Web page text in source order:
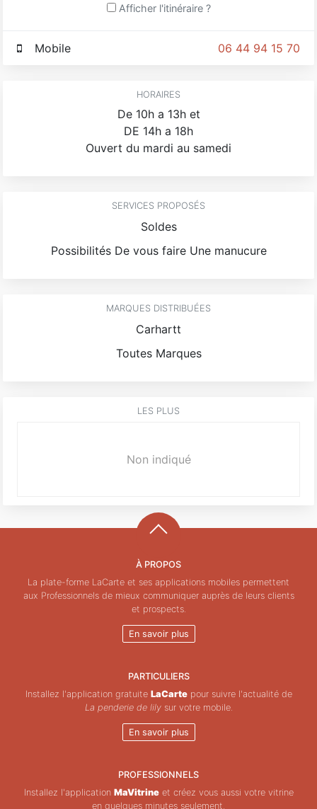
Afficher l'itinéraire ?
06 44 94 15 70
Mobile
HORAIRES
De 10h a 13h et
DE 14h a 18h
Ouvert du mardi au samedi
SERVICES PROPOSÉS
Soldes
Possibilités De vous faire Une manucure
MARQUES DISTRIBUÉES
Carhartt
Toutes Marques
LES PLUS
Non indiqué
À PROPOS
La plate-forme LaCarte et ses applications mobiles permettent
aux Professionnels de mieux communiquer auprès de leurs clients
et prospects.
En savoir plus
PARTICULIERS
Installez l'application gratuite LaCartepour suivre l'actualité de
La penderie de lilysur votre mobile.
En savoir plus
PROFESSIONNELS
Installez l'application MaVitrineet créez vous aussi votre vitrine
en quelques minutes seulement.